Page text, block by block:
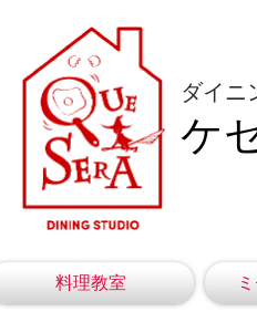
ダイニ
ケ
料理教室